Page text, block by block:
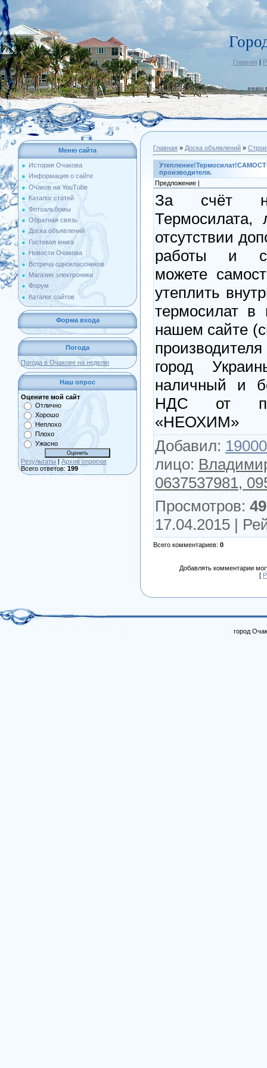
Главная |
Меню сайта
История Очакова
Информация о сайте
Очаков на YouTube
Каталог статей
Фотоальбомы
Обратная связь
Доска объявлений
Гостевая книга
Новости Очакова
Встреча одноклассников
Магазин электроники
Форум
Каталог сайтов
Форма входа
Погода
Погода в Очакове на неделю
Наш опрос
Оцените мой сайт
Отлично
Хорошо
Неплохо
Плохо
Ужасно
Результаты | Архив опросов
Всего ответов: 199
Главная » Доска объявлений »
производителя.
Предложение |
За счёт
Термосилата,
отсутствии
работы и
можете
утеплить
термосилат в
нашем сайте
город
наличный и
НДС от
«НЕОХИМ»
Добавил: 19000
лицо:
0637537981,
Просмотров:
17.04.2015 |
Всего комментариев: 0
Добавлять комментарии
[
город